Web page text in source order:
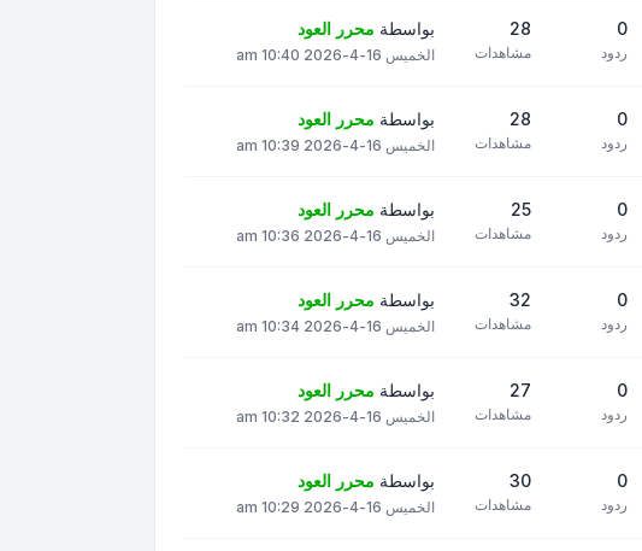
0
ردود
28
مشاهدات
بواسطة محرر العود
الخميس 16-4-2026 10:40 am
0
ردود
28
مشاهدات
بواسطة محرر العود
الخميس 16-4-2026 10:39 am
0
ردود
25
مشاهدات
بواسطة محرر العود
الخميس 16-4-2026 10:36 am
0
ردود
32
مشاهدات
بواسطة محرر العود
الخميس 16-4-2026 10:34 am
0
ردود
27
مشاهدات
بواسطة محرر العود
الخميس 16-4-2026 10:32 am
0
ردود
30
مشاهدات
بواسطة محرر العود
الخميس 16-4-2026 10:29 am